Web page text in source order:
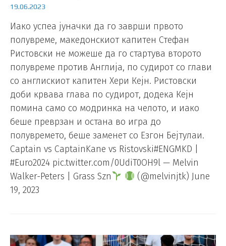
19.06.2023
Иако успеа јуначки да го заврши првото
полувреме, македонскиот капитен Стефан
Ристовски не можеше да го стартува второто
полувреме против Англија, по судирот со глави
со англискиот капитен Хери Кејн. Ристовски
доби крвава глава по судирот, додека Кејн
помина само со модринка на челото, и иако
беше преврзан и остана во игра до
полувремето, беше заменет со Езгон Бејтулаи.
Captain vs CaptainKane vs Ristovski#ENGMKD |
#Euro2024 pic.twitter.com/0UdiT0OH9l — Melvin
Walker-Peters | Grass Szn
(@melvinjtk) June
19, 2023